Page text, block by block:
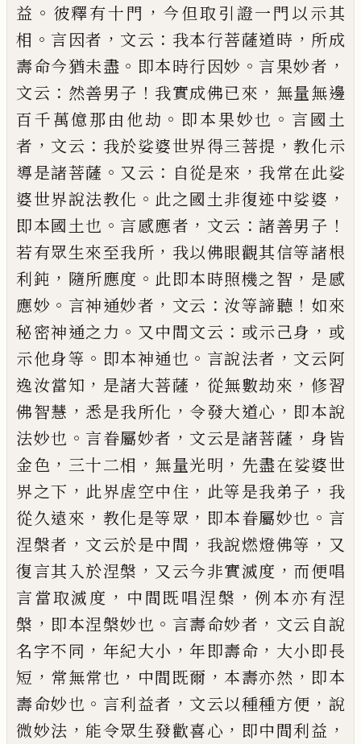
益 。 彼釋有十門 ， 今但取引證一門以示其
相 。 言因者 ， 文云 ： 我本行菩薩道時 ， 所成
壽命今猶未盡 。 即本時行因妙 。 言果妙者 ，
文云 ： 然善男子 ！ 我實成佛已來 ， 無量無邊
百千萬億那由他劫 。 即本果妙也 。 言國土
者 ， 文云 ： 我於娑婆世界得三菩提 ，教化示
導是諸菩薩 。 又云 ： 自從是來 ， 我常在此娑
婆世界說法教化 。 此之國土非復迹中娑婆 ，
即本國土也 。 言感應者 ， 文云 ：諸善男子 ！
若有眾生來至我所 ， 我以佛眼觀其信等諸根
利鈍 ， 隨所應度 。 此即本時照機之智 ， 是感
應妙 。 言神通妙者 ， 文云 ： 汝等諦聽 ！ 如來
秘密神通之力 。 又中間文云 ： 或示己身 ， 或
示他身等 。 即本神通也 。 言說法者 ， 文云阿
逸汝當知 ， 是諸大菩薩 ， 從無數劫來 ， 修習
佛智慧 ， 悉是我所化 ，令發大道心 ， 即本說
法妙也 。 言眷屬妙者 ， 文云是諸菩薩 ， 身皆
金色 ， 三十二相 ， 無量光明 ， 先盡在娑婆世
界之下 ， 此界虗空中住 ， 此等是我弟子 ， 我
從久遠來 ， 教化是等眾 ， 即本眷屬妙也 。 言
涅槃者 ， 文云於是中間 ， 我說燃燈佛等 ， 又
復言其入於涅槃 ， 又云今非實滅度 ， 而便唱
言當取滅度 ， 中間既唱涅槃 ， 例本亦有涅
槃 ， 即本涅槃妙也 。 言壽命妙者 ， 文云自說
名字不同 ， 年紀大小 ， 年即壽命 ， 大小即長
短 ， 常無常也 ， 中間既爾 ，本壽亦然 ， 即本
壽命妙也 。 言利益者 ， 文云以種種方便 ， 說
微妙法 ， 能令眾生發歡喜心 ， 即中間利益 ，